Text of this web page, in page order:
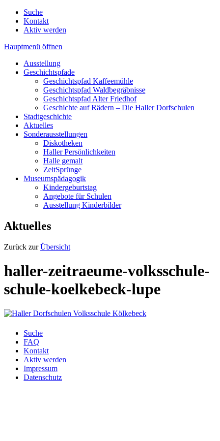
Suche
Kontakt
Aktiv werden
Hauptmenü öffnen
Ausstellung
Geschichtspfade
Geschichtspfad Kaffeemühle
Geschichtspfad Waldbegräbnisse
Geschichtspfad Alter Friedhof
Geschichte auf Rädern – Die Haller Dorfschulen
Stadtgeschichte
Aktuelles
Sonderausstellungen
Diskotheken
Haller Persönlichkeiten
Halle gemalt
ZeitSprünge
Museumspädagogik
Kindergeburtstag
Angebote für Schulen
Ausstellung Kinderbilder
Aktuelles
Zurück zurÜbersicht
haller-zeitraeume-volksschule-
schule-koelkebeck-lupe
Suche
FAQ
Kontakt
Aktiv werden
Impressum
Datenschutz